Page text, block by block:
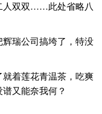
人双双……此处省略八
瑞公司搞垮了，特没
着莲花青温茶，吃爽
又能奈我何？